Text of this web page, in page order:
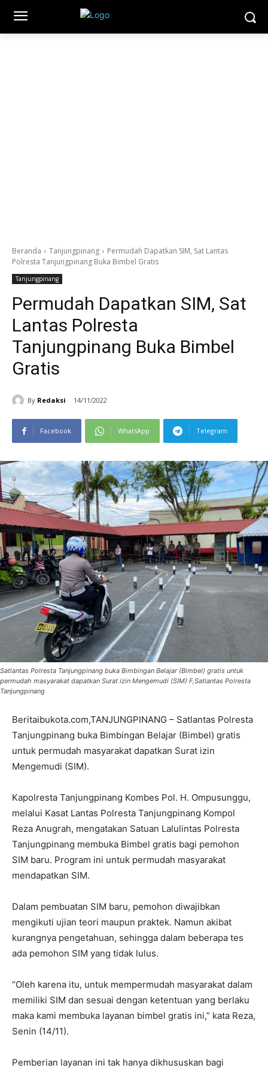
Beranda Tanjungpinang
Permudah Dapatkan SIM, Sat Lantas
Polresta Tanjungpinang Buka Bimbel Gratis
Tanjungpinang
Permudah Dapatkan SIM, Sat
Lantas Polresta
Tanjungpinang Buka Bimbel
Gratis
By Redaksi 14/11/2022
Facebook WhatsApp Telegram
Satlantas Polresta Tanjungpinang buka Bimbingan Belajar (Bimbel) gratis untuk
permudah masyarakat dapatkan Surat izin Mengemudi (SIM) F,Satlantas Polresta
Tanjungpinang
Beritaibukota.com,TANJUNGPINANG – Satlantas Polresta
Tanjungpinang buka Bimbingan Belajar (Bimbel) gratis
untuk permudah masyarakat dapatkan Surat izin
Mengemudi (SIM).
Kapolresta Tanjungpinang Kombes Pol. H. Ompusunggu,
melalui Kasat Lantas Polresta Tanjungpinang Kompol
Reza Anugrah, mengatakan Satuan Lalulintas Polresta
Tanjungpinang membuka Bimbel gratis bagi pemohon
SIM baru. Program ini untuk permudah masyarakat
mendapatkan SIM.
Dalam pembuatan SIM baru, pemohon diwajibkan
mengikuti ujian teori maupun praktek. Namun akibat
kurangnya pengetahuan, sehingga dalam beberapa tes
ada pemohon SIM yang tidak lulus.
“Oleh karena itu, untuk mempermudah masyarakat dalam
memiliki SIM dan sesuai dengan ketentuan yang berlaku
maka kami membuka layanan bimbel gratis ini,” kata Reza,
Senin (14/11).
Pemberian layanan ini tak hanya dikhususkan bagi